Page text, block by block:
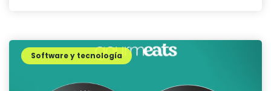
Software y tecnología